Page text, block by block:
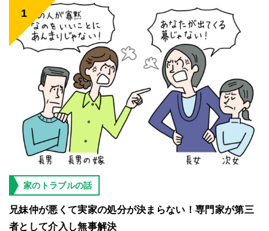
家のトラブルの話
兄妹仲が悪くて実家の処分が決まらない！専門家が第三
者として介入し無事解決